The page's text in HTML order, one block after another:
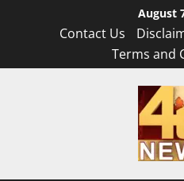
August
Contact Us
Terms and